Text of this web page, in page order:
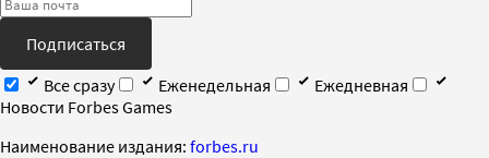
Подписаться
Все сразу
Еженедельная
Ежедневная
Новости Forbes Games
Наименование издания: forbes.ru